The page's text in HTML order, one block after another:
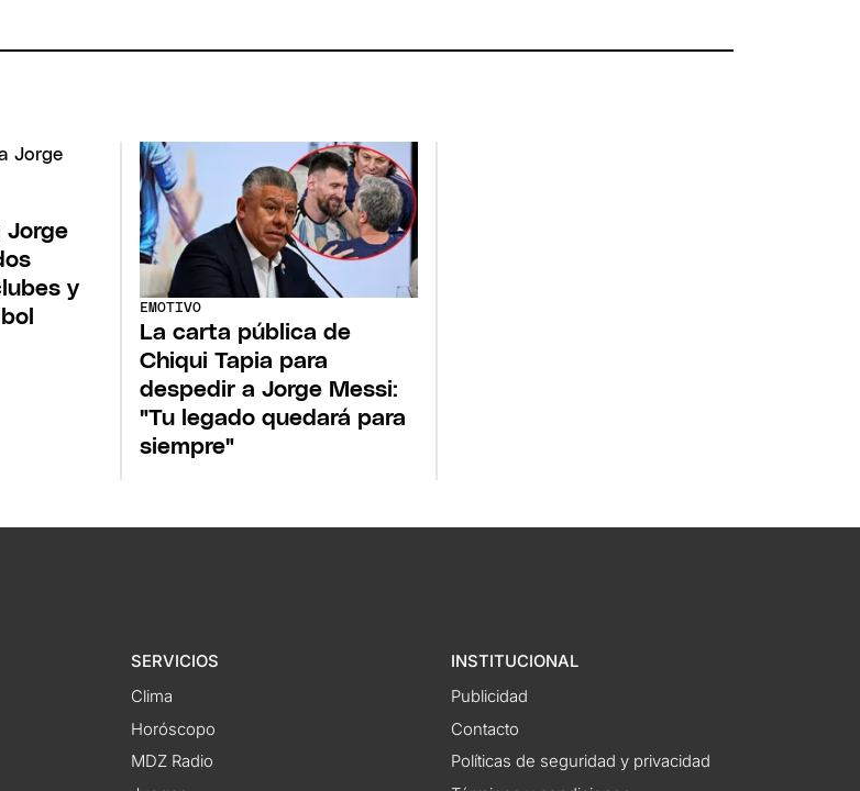
Jorge
y
EMOTIVO
La carta pública de
Chiqui Tapia para
despedir a Jorge Messi:
"Tu legado quedará para
siempre"
SERVICIOS
Clima
Horóscopo
MDZ Radio
INSTITUCIONAL
Publicidad
Contacto
Políticas de seguridad y privacidad